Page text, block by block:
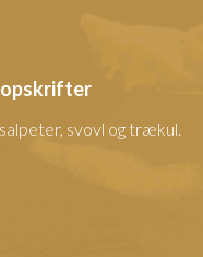
svovl og trækul.